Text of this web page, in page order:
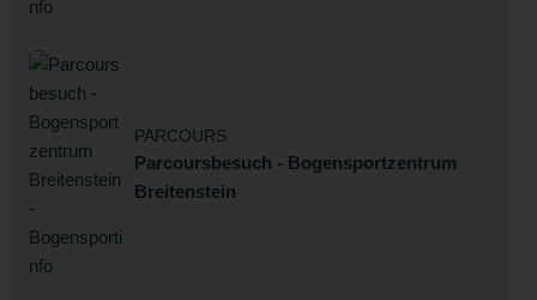
PARCOURS
Parcoursbesuch - Bogensportzentrum
Breitenstein